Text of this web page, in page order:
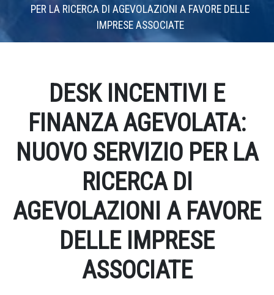
PER LA RICERCA DI AGEVOLAZIONI A FAVORE DELLE
IMPRESE ASSOCIATE
DESK INCENTIVI E
FINANZA AGEVOLATA:
NUOVO SERVIZIO PER LA
RICERCA DI
AGEVOLAZIONI A FAVORE
DELLE IMPRESE
ASSOCIATE